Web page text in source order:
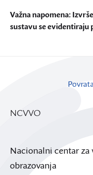
Važna napomena:
sustavu se
NCVVO
Nacionalni centar
obrazovanja